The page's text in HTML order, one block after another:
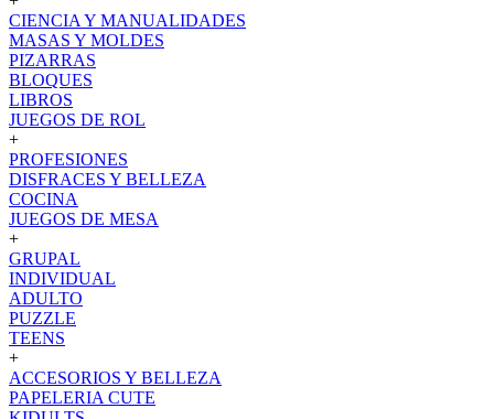
CIENCIA Y MANUALIDADES
MASAS Y MOLDES
PIZARRAS
BLOQUES
LIBROS
JUEGOS DE ROL
+
PROFESIONES
DISFRACES Y BELLEZA
COCINA
JUEGOS DE MESA
+
GRUPAL
INDIVIDUAL
ADULTO
PUZZLE
TEENS
+
ACCESORIOS Y BELLEZA
PAPELERIA CUTE